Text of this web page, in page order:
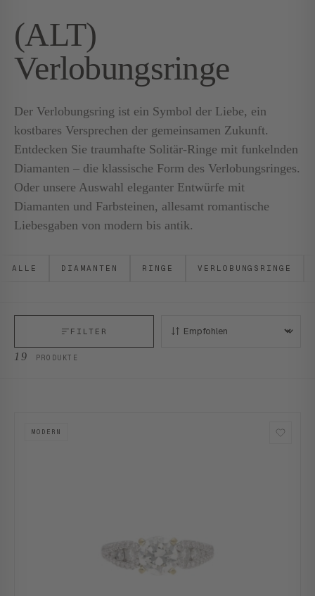
(ALT)
Verlobungsringe
Der Verlobungsring ist ein Symbol der Liebe, ein
kostbares Versprechen der gemeinsamen Zukunft.
Entdecken Sie traumhafte Solitär-Ringe mit funkelnden
Diamanten – die klassische Form des Verlobungsringes.
Oder unsere Auswahl eleganter Entwürfe mit
Diamanten und Farbsteinen, allesamt romantische
Liebesgaben von modern bis antik.
ALLE DIAMANTEN RINGE VERLOBUNGSRINGE
19 PRODUKTE
FILTER SORTIEREN:
MODERN